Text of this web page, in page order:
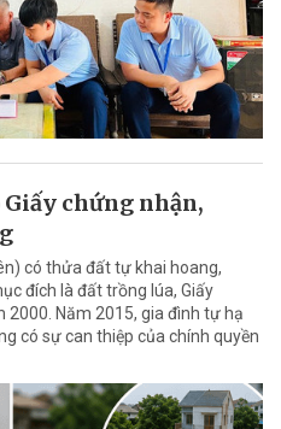
chứng nhận,
có thửa đất tự khai hoang,
đích là đất trồng lúa, Giấy
Năm 2015, gia đình tự hạ
có sự can thiệp của chính quyền